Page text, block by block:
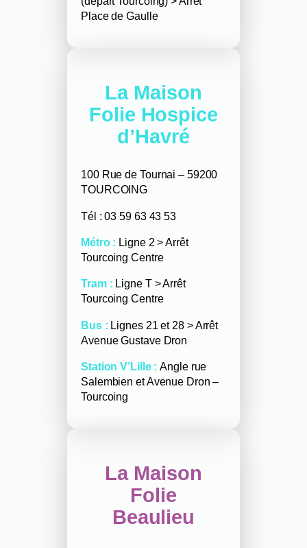
Place de Gaulle
La Maison
Folie Hospice
d’Havré
100 Rue de Tournai – 59200
TOURCOING
Tél : 03 59 63 43 53
Métro : Ligne 2 > Arrêt
Tourcoing Centre
Tram : Ligne T > Arrêt
Tourcoing Centre
Bus : Lignes 21 et 28 > Arrêt
Avenue Gustave Dron
Station V’Lille : Angle rue
Salembien et Avenue Dron –
Tourcoing
La Maison
Folie
Beaulieu